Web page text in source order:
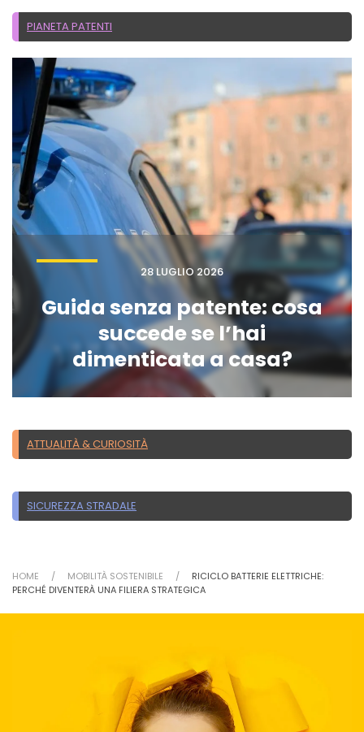
PIANETA PATENTI
28 LUGLIO 2026
Guida senza patente: cosa
succede se l’hai
dimenticata a casa?
ATTUALITÀ & CURIOSITÀ
SICUREZZA STRADALE
HOME MOBILITÀ SOSTENIBILE
RICICLO BATTERIE ELETTRICHE:
PERCHÉ DIVENTERÀ UNA FILIERA STRATEGICA